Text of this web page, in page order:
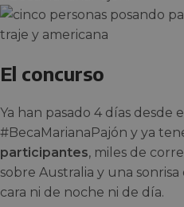
El concurso
Ya han pasado 4 días desde
#BecaMarianaPajón y ya
participantes, miles de
sobre Australia y una
cara ni de noche ni de día.